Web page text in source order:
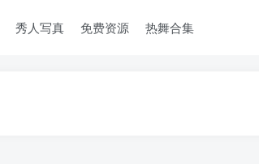
秀人写真 免费资源 热舞合集